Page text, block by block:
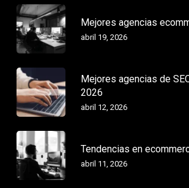
Mejores agencias
abril 19, 2026
Mejores agencias de
2026
abril 12, 2026
Tendencias en
abril 11, 2026